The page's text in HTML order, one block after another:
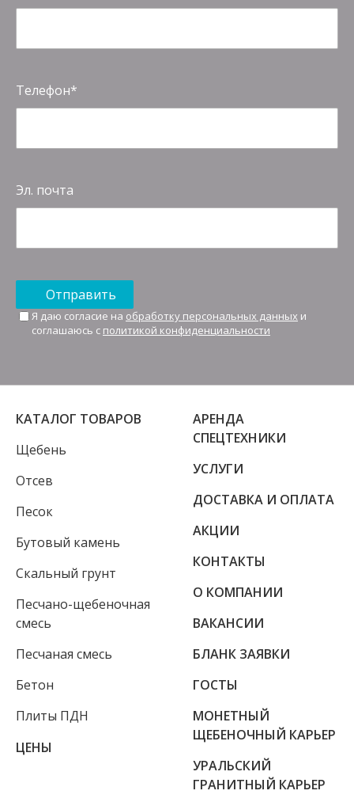
Телефон
Эл. почта
Я даю согласие на обработку персональных данных и
соглашаюсь с политикой конфиденциальности
Отправить
КАТАЛОГ ТОВАРОВ
Щебень
Отсев
Песок
Бутовый камень
Скальный грунт
Песчано-щебеночная
смесь
Песчаная смесь
Бетон
Плиты ПДН
ЦЕНЫ
АРЕНДА
СПЕЦТЕХНИКИ
УСЛУГИ
ДОСТАВКА И ОПЛАТА
АКЦИИ
КОНТАКТЫ
О КОМПАНИИ
ВАКАНСИИ
БЛАНК ЗАЯВКИ
ГОСТЫ
МОНЕТНЫЙ
ЩЕБЕНОЧНЫЙ КАРЬЕР
УРАЛЬСКИЙ
ГРАНИТНЫЙ КАРЬЕР